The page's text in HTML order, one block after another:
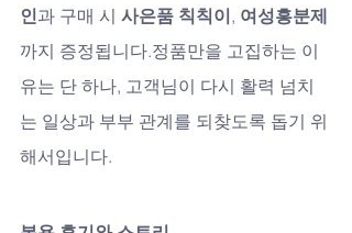
인과 구매 시 사은품 칙칙이, 여성흥분제
까지 증정됩니다.정품만을 고집하는 이
유는 단 하나, 고객님이 다시 활력 넘치
는 일상과 부부 관계를 되찾도록 돕기 위
해서입니다.